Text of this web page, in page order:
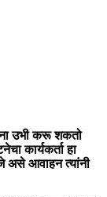
उभी करू शकतो
कार्यकर्ता हा
असे आवाहन त्यांनी